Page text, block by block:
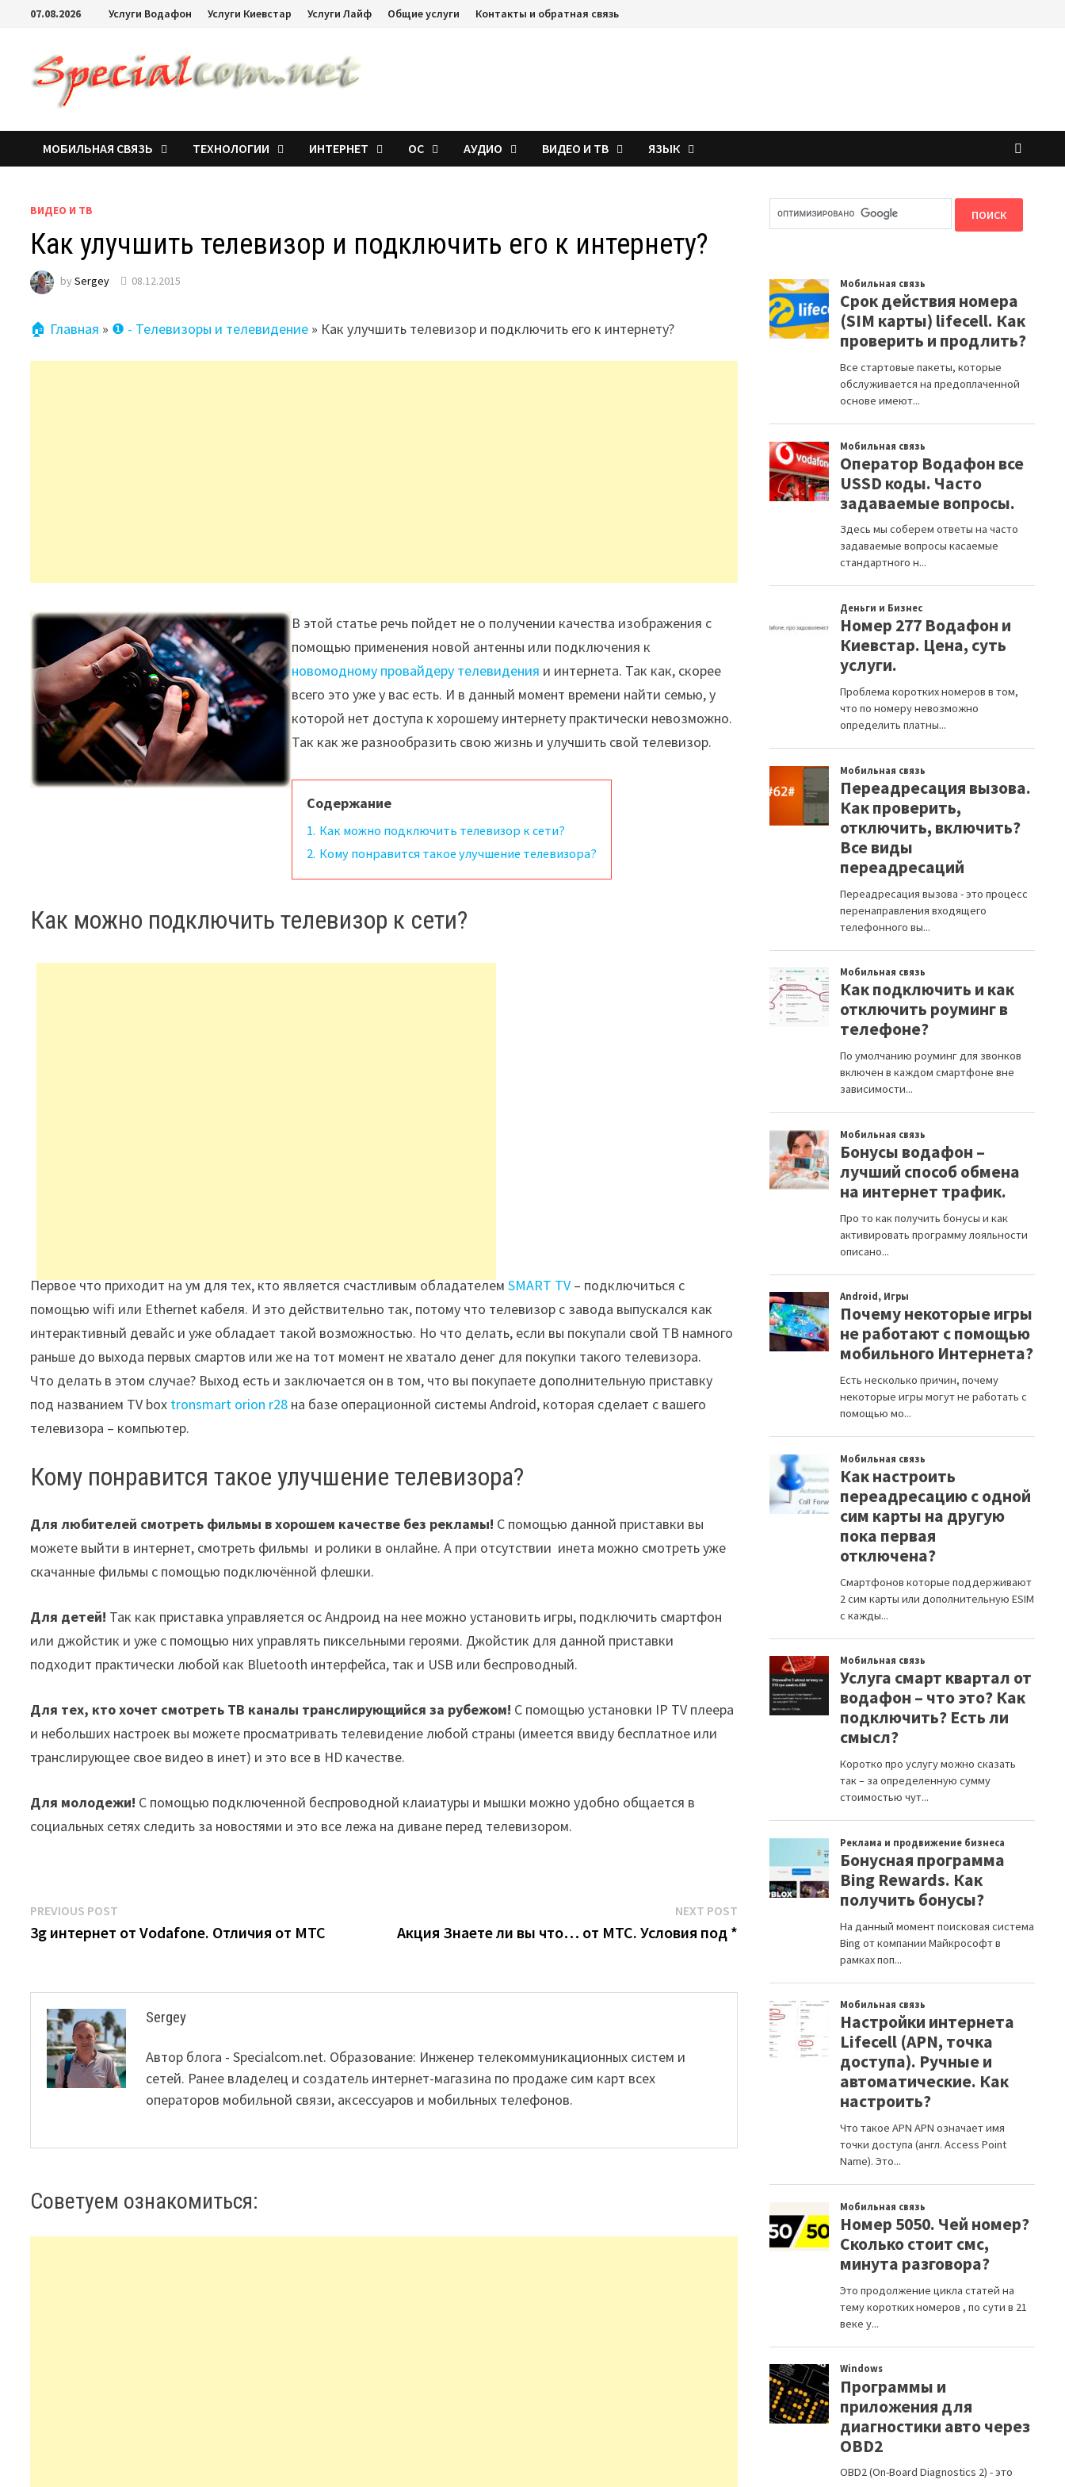
07.08.2026 Услуги Водафон Услуги Киевстар Услуги Лайф Общие услуги Контакты и обратная связь
МОБИЛЬНАЯ СВЯЗЬ ТЕХНОЛОГИИ ИНТЕРНЕТ ОС АУДИО ВИДЕО И ТВ ЯЗЫК
ВИДЕО И ТВ
Как улучшить телевизор и подключить его к интернету?
bySergey 08.12.2015
🏠 Главная » ❶ - Телевизоры и телевидение » Как улучшить телевизор и подключить его к интернету?
В этой статье речь пойдет не о получении качества изображения с
помощью применения новой антенны или подключения к
новомодному провайдеру телевидения и интернета. Так как, скорее
всего это уже у вас есть. И в данный момент времени найти семью, у
которой нет доступа к хорошему интернету практически невозможно.
Так как же разнообразить свою жизнь и улучшить свой телевизор.
Содержание
1. Как можно подключить телевизор к сети?
2. Кому понравится такое улучшение телевизора?
Как можно подключить телевизор к сети?
Первое что приходит на ум для тех, кто является счастливым обладателемSMART TV– подключиться с
помощью wifi или Ethernet кабеля. И это действительно так, потому что телевизор с завода выпускался как
интерактивный девайс и уже обладает такой возможностью. Но что делать, если вы покупали свой ТВ намного
раньше до выхода первых смартов или же на тот момент не хватало денег для покупки такого телевизора.
Что делать в этом случае? Выход есть и заключается он в том, что вы покупаете дополнительную приставку
под названием TV box tronsmart orion r28 на базе операционной системы Android, которая сделает с вашего
телевизора – компьютер.
Кому понравится такое улучшение телевизора?
Для любителей смотреть фильмы в хорошем качестве без рекламы! С помощью данной приставки вы
можете выйти в интернет, смотреть фильмы и ролики в онлайне. А при отсутствии инета можно смотреть уже
скачанные фильмы с помощью подключённой флешки.
Для детей! Так как приставка управляется ос Андроид на нее можно установить игры, подключить смартфон
или джойстик и уже с помощью них управлять пиксельными героями. Джойстик для данной приставки
подходит практически любой как Bluetooth интерфейса, так и USB или беспроводный.
Для тех, кто хочет смотреть ТВ каналы транслирующийся за рубежом! С помощью установки IP TV плеера
и небольших настроек вы можете просматривать телевидение любой страны (имеется ввиду бесплатное или
транслирующее свое видео в инет) и это все в HD качестве.
Для молодежи! С помощью подключенной беспроводной клаиатуры и мышки можно удобно общается в
социальных сетях следить за новостями и это все лежа на диване перед телевизором.
Post
navigation
PREVIOUS POST
post:
3g интернет от Vodafone. Отличия от МТС
NEXT POSTNext
post:
Акция Знаете ли вы что… от МТС. Условия под *
Sergey
Автор блога - Specialcom.net. Образование: Инженер телекоммуникационных систем и
сетей. Ранее владелец и создатель интернет-магазина по продаже сим карт всех
операторов мобильной связи, аксессуаров и мобильных телефонов.
Советуем ознакомиться: